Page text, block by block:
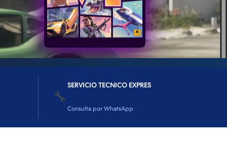
🔧
SERVICIO TECNICO EXPRES
Consulta por WhatsApp